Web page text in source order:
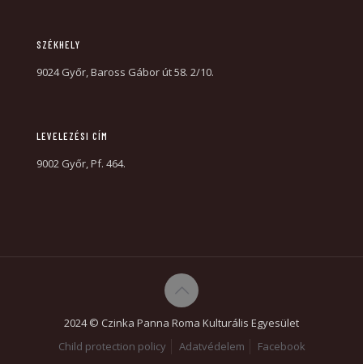
SZÉKHELY
9024 Győr, Baross Gábor út 58. 2/10.
LEVELEZÉSI CÍM
9002 Győr, Pf. 464.
2024 © Czinka Panna Roma Kulturális Egyesület
Child protection policy
Adatvédelem Facebook